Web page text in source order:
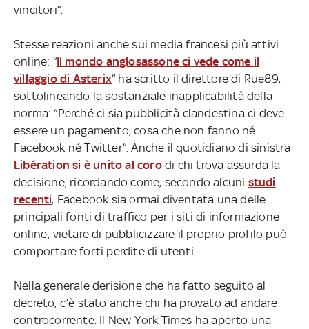
vincitori”.
Stesse reazioni anche sui media francesi più attivi
online: “Il mondo anglosassone ci vede come il
villaggio di Asterix” ha scritto il direttore di Rue89,
sottolineando la sostanziale inapplicabilità della
norma: “Perché ci sia pubblicità clandestina ci deve
essere un pagamento, cosa che non fanno né
Facebook né Twitter”. Anche il quotidiano di sinistra
Libération si è unito al corodi chi trova assurda la
decisione, ricordando come, secondo alcuni studi
recenti, Facebook sia ormai diventata una delle
principali fonti di traffico per i siti di informazione
online; vietare di pubblicizzare il proprio profilo può
comportare forti perdite di utenti.
Nella generale derisione che ha fatto seguito al
decreto, c’è stato anche chi ha provato ad andare
controcorrente. Il New York Times ha aperto una